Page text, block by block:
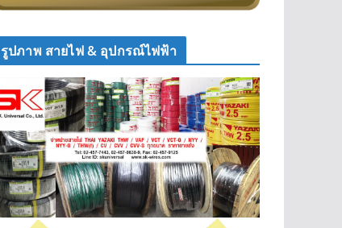
รูปภาพ สายไฟ & อุปกรณ์ไฟฟ้า